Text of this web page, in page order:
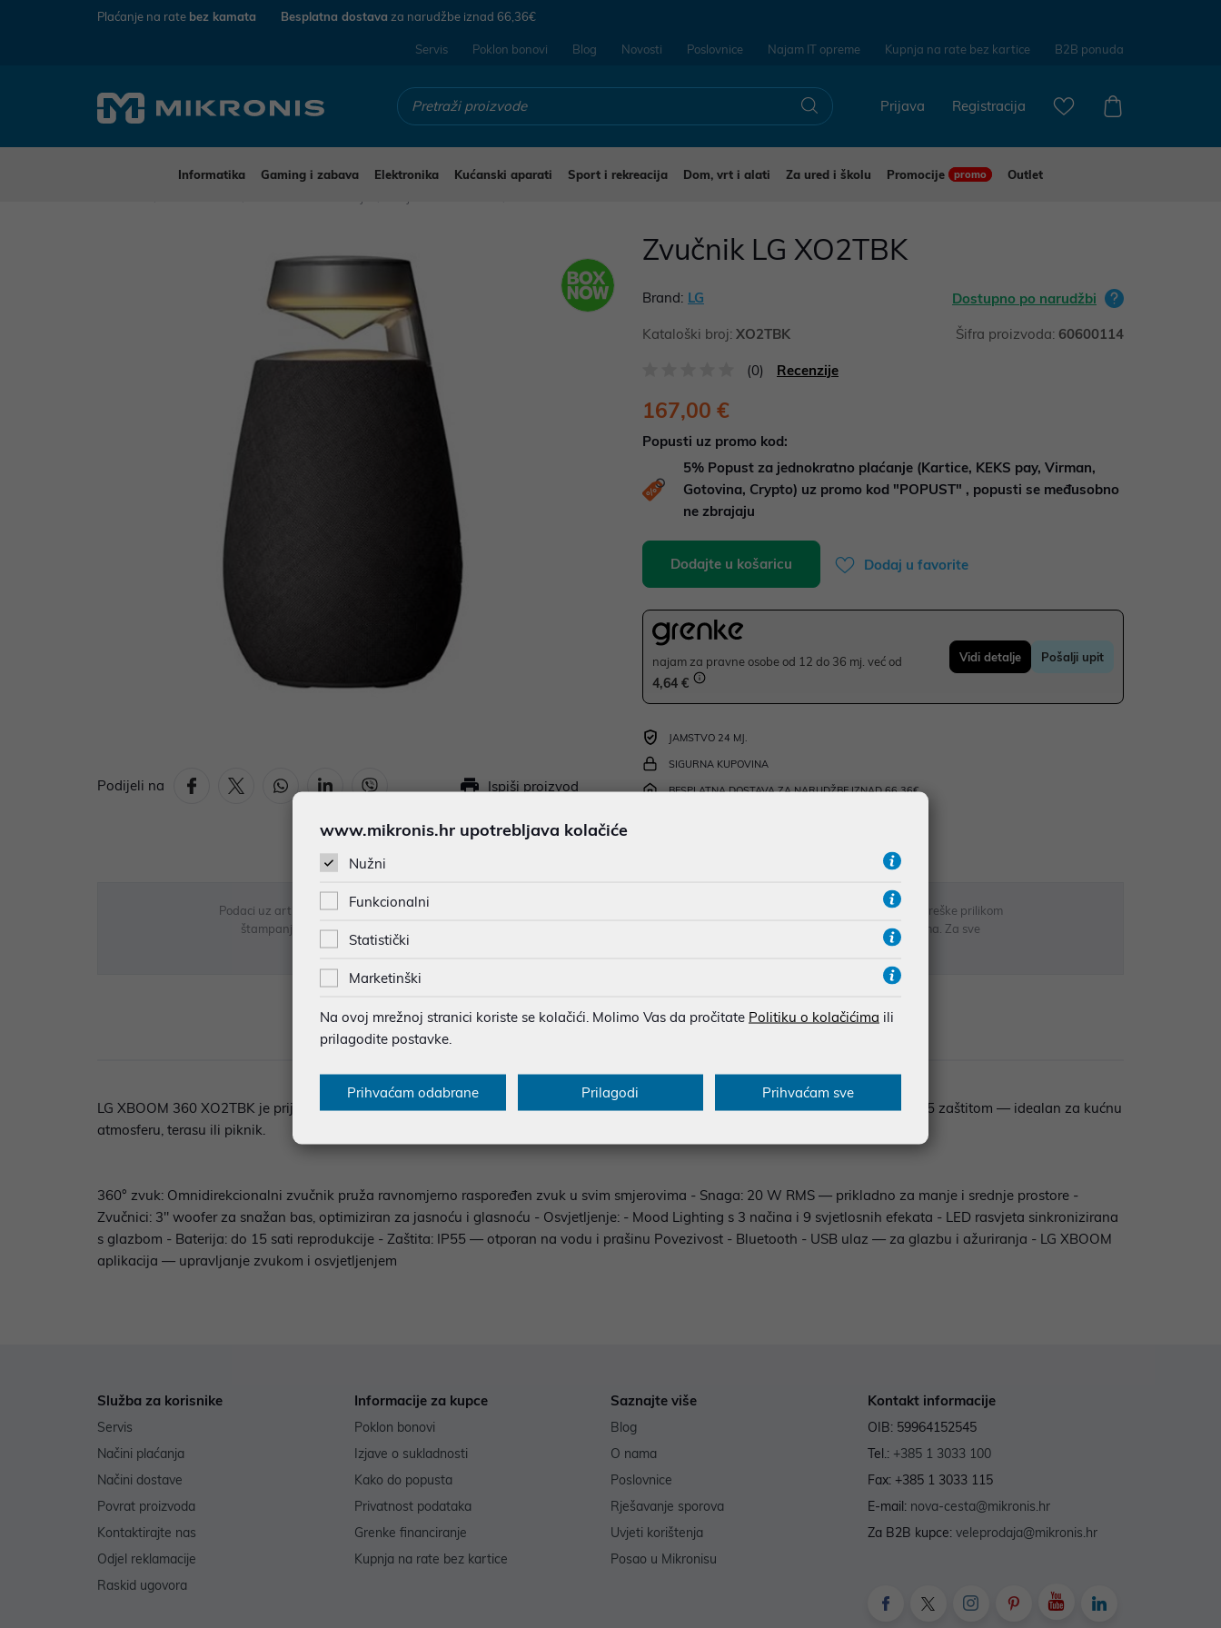
Plaćanje na rate bez kamata Besplatna dostava za narudžbe iznad 66,36€
Servis Poklon bonovi Blog Novosti Poslovnice Najam IT opreme Kupnja na rate bez kartice B2B ponuda
Registracija
Prijava
Informatika Gaming i zabava Elektronika Kućanski aparati Sport i rekreacija Dom, vrt i alati Za ured i školu Promocije promo
Outlet
Podijeli na Ispiši proizvod
Zvučnik LG XO2TBK
Brand: LG Dostupno po narudžbi
Kataloški broj: XO2TBK Šifra proizvoda: 60600114
(0) Recenzije
167,00 €
Popusti uz promo kod:
5% Popust za jednokratno plaćanje (Kartice, KEKS pay, Virman,
Gotovina, Crypto) uz promo kod "POPUST" , popusti se međusobno
ne zbrajaju
Dodajte u košaricu Dodaj u favorite
najam za pravne osobe od 12 do 36 mj. već od
4,64 €
Vidi detalje Pošalji upit
JAMSTVO 24 MJ.
SIGURNA KUPOVINA
BESPLATNA DOSTAVA ZA NARUDŽBE IZNAD 66,36€
Podaci uz artikle su prezentirani u dobroj namjeri. Mikronis d.o.o. ne odgovara za eventualne pogreške nastale u opisu proizvoda, greške prilikom
štampanja te promjene u dostupnosti i cijene. Slike artikala su ilustrativne prirode te ne moraju u potpunosti odgovarati artiklima. Za sve
eventualne nejasnoće možete nas kontaktirati na
Opis
LG XBOOM 360 XO2TBK je prijenosni Bluetooth zvučnik s 360° panoramskim zvukom, višebojnim ambijentalnim osvjetljenjem i IP55 zaštitom — idealan za kućnu
atmosferu, terasu ili piknik.
360° zvuk: Omnidirekcionalni zvučnik pruža ravnomjerno raspoređen zvuk u svim smjerovima - Snaga: 20 W RMS — prikladno za manje i srednje prostore -
Zvučnici: 3" woofer za snažan bas, optimiziran za jasnoću i glasnoću - Osvjetljenje: - Mood Lighting s 3 načina i 9 svjetlosnih efekata - LED rasvjeta sinkronizirana
s glazbom - Baterija: do 15 sati reprodukcije - Zaštita: IP55 — otporan na vodu i prašinu Povezivost - Bluetooth - USB ulaz — za glazbu i ažuriranja - LG XBOOM
aplikacija — upravljanje zvukom i osvjetljenjem
Služba za korisnike
Servis
Načini plaćanja
Načini dostave
Povrat proizvoda
Kontaktirajte nas
Odjel reklamacije
Raskid ugovora
Informacije za kupce
Poklon bonovi
Izjave o sukladnosti
Kako do popusta
Privatnost podataka
Grenke financiranje
Kupnja na rate bez kartice
Saznajte više
Blog
O nama
Poslovnice
Rješavanje sporova
Uvjeti korištenja
Posao u Mikronisu
Kontakt informacije
OIB: 59964152545
Tel.: +385 1 3033 100
Fax: +385 1 3033 115
E-mail: nova-cesta@mikronis.hr
Za B2B kupce: veleprodaja@mikronis.hr
www.mikronis.hr upotrebljava kolačiće
Nužni
Funkcionalni
Statistički
Marketinški
Na ovoj mrežnoj stranici koriste se kolačići. Molimo Vas da pročitate Politiku o kolačićima ili
prilagodite postavke.
Prihvaćam odabrane Prilagodi Prihvaćam sve